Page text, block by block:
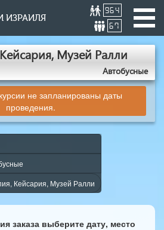
ИЗРАИЛЯ
964
67
Музей Ралли
Aвтобусные
не запланированы даты
проведения.
Кейсария, Музей Ралли
заказа выберите дату, место